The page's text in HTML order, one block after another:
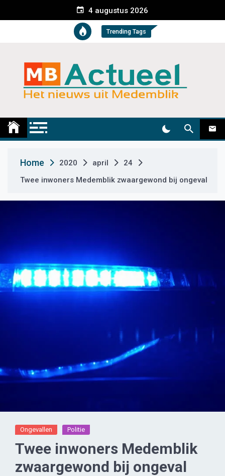
e
t
4 augustus 2026
Trending Tags
Medemblik Actueel
Home 2020 april
24
Twee inwoners Medemblik zwaargewond bij ongeval
Ongevallen Politie
Twee inwoners Medemblik
zwaargewond bij ongeval